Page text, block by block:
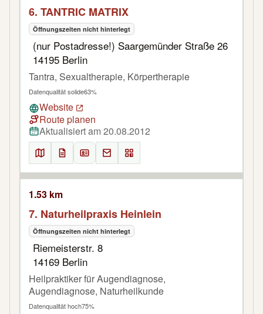
6. TANTRIC MATRIX
Öffnungszeiten nicht hinterlegt
(nur Postadresse!) Saargemünder Straße 26
14195 Berlin
Tantra, Sexualtherapie, Körpertherapie
Datenqualität solide63%
Website
Route planen
Aktualisiert am 20.08.2012
1.53 km
7. Naturheilpraxis Heinlein
Öffnungszeiten nicht hinterlegt
Riemeisterstr. 8
14169 Berlin
Heilpraktiker für Augendiagnose,
Augendiagnose, Naturheilkunde
Datenqualität hoch75%